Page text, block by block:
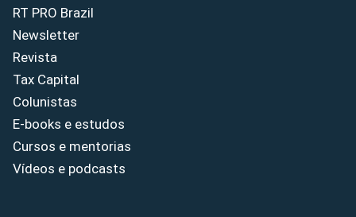
RT PRO Brazil
Newsletter
Revista
Tax Capital
Colunistas
E-books e estudos
Cursos e mentorias
Vídeos e podcasts